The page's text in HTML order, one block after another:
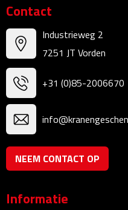
Auto organizers
Auto telefoonhouders
IJskrabbers
Parkeerschijven
Rijbewijs- & kentekenhoezen
USB autoladers
Veiligheidshamers
Contact
Industrieweg 2
7251 JT Vorden
+31 (0)85-2006670
NEEM CONTACT OP
Informatie